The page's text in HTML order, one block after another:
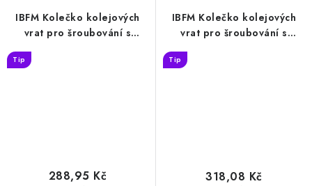
IBFM Kolečko kolejových
vrat pro šroubování s
Tip
288,95 Kč
IBFM Kolečko kolejových
vrat pro šroubování s
Tip
318,08 Kč